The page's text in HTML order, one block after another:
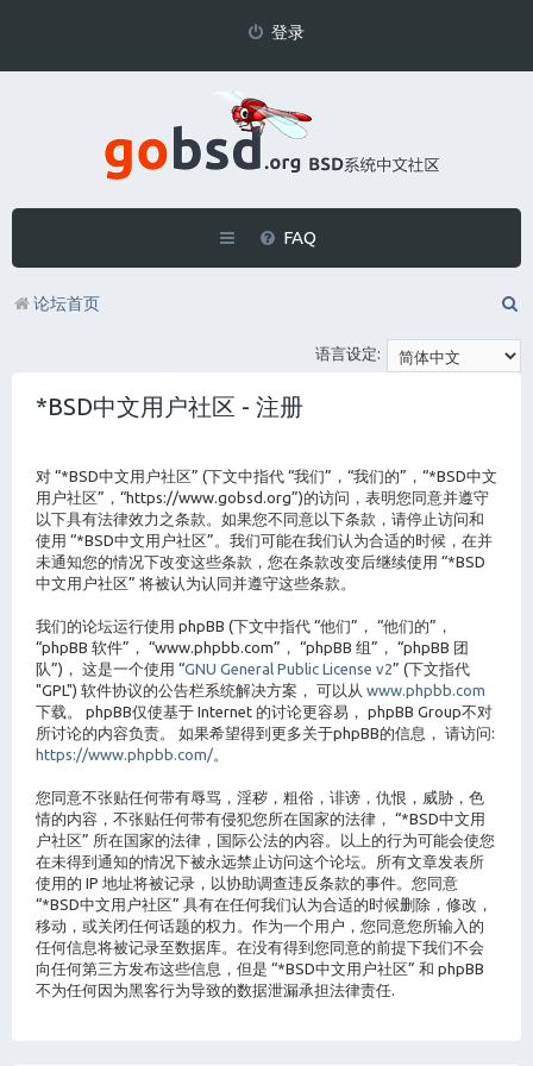
登录
FAQ
论坛首页
语言设定:
*BSD中文用户社区 - 注册
对 “*BSD中文用户社区” (下文中指代 “我们”，“我们的”，“*BSD中文
用户社区”，“https://www.gobsd.org”)的访问，表明您同意并遵守
以下具有法律效力之条款。如果您不同意以下条款，请停止访问和
使用 “*BSD中文用户社区”。我们可能在我们认为合适的时候，在并
未通知您的情况下改变这些条款，您在条款改变后继续使用 “*BSD
中文用户社区” 将被认为认同并遵守这些条款。
我们的论坛运行使用 phpBB (下文中指代 “他们”， “他们的”，
“phpBB 软件”， “www.phpbb.com”， “phpBB 组”， “phpBB 团
队”)， 这是一个使用 “GNU General Public License v2” (下文指代
"GPL") 软件协议的公告栏系统解决方案， 可以从 www.phpbb.com
下载。 phpBB仅使基于 Internet 的讨论更容易， phpBB Group不对
所讨论的内容负责。 如果希望得到更多关于phpBB的信息， 请访问:
https://www.phpbb.com/。
您同意不张贴任何带有辱骂，淫秽，粗俗，诽谤，仇恨，威胁，色
情的内容，不张贴任何带有侵犯您所在国家的法律， “*BSD中文用
户社区” 所在国家的法律，国际公法的内容。以上的行为可能会使您
在未得到通知的情况下被永远禁止访问这个论坛。所有文章发表所
使用的 IP 地址将被记录，以协助调查违反条款的事件。您同意
“*BSD中文用户社区” 具有在任何我们认为合适的时候删除，修改，
移动，或关闭任何话题的权力。作为一个用户，您同意您所输入的
任何信息将被记录至数据库。在没有得到您同意的前提下我们不会
向任何第三方发布这些信息，但是 “*BSD中文用户社区” 和 phpBB
不为任何因为黑客行为导致的数据泄漏承担法律责任.